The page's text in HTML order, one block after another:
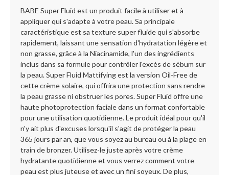
BABE Super Fluid est un produit facile à utiliser et à
appliquer qui s'adapte à votre peau. Sa principale
caractéristique est sa texture super fluide qui s'absorbe
rapidement, laissant une sensation d'hydratation légère et
non grasse, grâce à la Niacinamide, l'un des ingrédients
inclus dans sa formule pour contrôler l'excès de sébum sur
la peau. Super Fluid Mattifying est la version Oil-Free de
cette crème solaire, qui offrira une protection sans rendre
la peau grasse ni obstruer les pores. Super Fluid offre une
haute photoprotection faciale dans un format confortable
pour une utilisation quotidienne. Le produit idéal pour qu'il
n'y ait plus d'excuses lorsqu'il s'agit de protéger la peau
365 jours par an, que vous soyez au bureau ou à la plage en
train de bronzer. Utilisez-le juste après votre crème
hydratante quotidienne et vous verrez comment votre
peau est plus juteuse et avec un fini soyeux. De plus,